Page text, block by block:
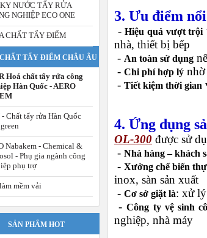
NƯỚC TẨY RỬA
NGHIỆP ECO ONE
CHẤT TẨY ĐIỂM
TẨY ĐIỂM CHÂU ÂU
Hoá chất tẩy rửa công
Hàn Quốc - AERO
- Chất tẩy rửa Hàn Quốc
Nabakem - Chemical &
- Phụ gia ngành công
phụ trợ
mềm vải
SẢN PHẨM HOT
3. Ưu điểm
-Hiệu quả vượt trội
nhà, thiết bị bếp
- An toàn sử dụng
- Chi phí hợp lý
- Tiết kiệm thời gian
4. Ứng dụng
OL-300 được sử
- Nhà hàng – khách
- Xưởng chế biến
inox, sàn sản xuất
- Cơ sở giặt là: xử
-Công ty vệ sinh
nghiệp, nhà máy